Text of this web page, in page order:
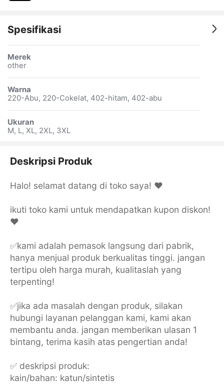
Spesifikasi
Merek
other
Warna
220-Abu, 220-Cokelat, 402-hitam, 402-abu
Ukuran
M, L, XL, 2XL, 3XL
Deskripsi Produk
Halo! selamat datang di toko saya! ❤️
ikuti toko kami untuk mendapatkan kupon diskon!
❤️
✅kami adalah pemasok langsung dari pabrik,
hanya menjual produk berkualitas tinggi. jangan
tertipu oleh harga murah, kualitaslah yang
terpenting!
✅jika ada masalah dengan produk, silakan
hubungi layanan pelanggan kami, kami akan
membantu anda. jangan memberikan ulasan 1
bintang, terima kasih atas pengertian anda!
✅ deskripsi produk:
kain/bahan: katun/sintetis